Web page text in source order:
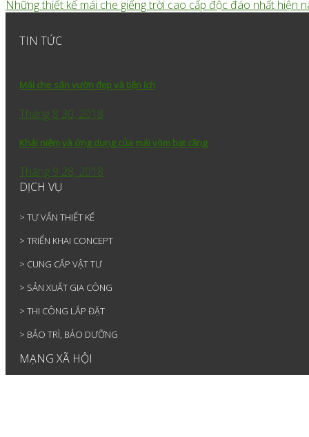
Những thiết kế mái che giếng trời cao cấp độc đáo nhất hiện
TIN TỨC
Mái che sân vườn đẹp và tiện ích
Tháng 8 30, 2018
Khái niệm và ứng dụng của mái vòm bạt căng
Tháng 9 28, 2018
DỊCH VỤ
> TƯ VẤN THIẾT KẾ
> TRIỂN KHAI CONCEPT
> CUNG CẤP VẬT TƯ
> SẢN XUẤT GIA CÔNG
> THI CÔNG LẮP ĐẶT
> BẢO TRÌ, BẢO DƯỠNG
MẠNG XÃ HỘI